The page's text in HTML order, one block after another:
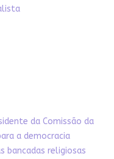
da Comissão da
a democracia
bancadas religiosas